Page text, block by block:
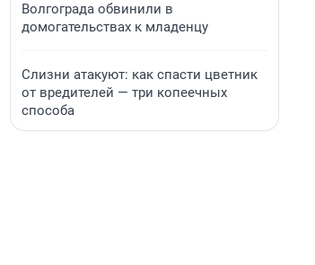
Волгограда обвинили в
домогательствах к младенцу
Слизни атакуют: как спасти цветник
от вредителей — три копеечных
способа